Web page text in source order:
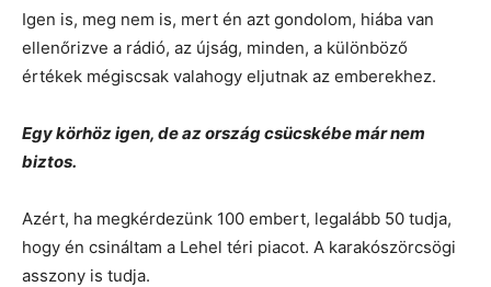
Igen is, meg nem is, mert én azt gondolom, hiába van
ellenőrizve a rádió, az újság, minden, a különböző
értékek mégiscsak valahogy eljutnak az emberekhez.
Egy körhöz igen, de az ország csücskébe már nem
biztos.
Azért, ha megkérdezünk 100 embert, legalább 50 tudja,
hogy én csináltam a Lehel téri piacot. A karakószörcsögi
asszony is tudja.